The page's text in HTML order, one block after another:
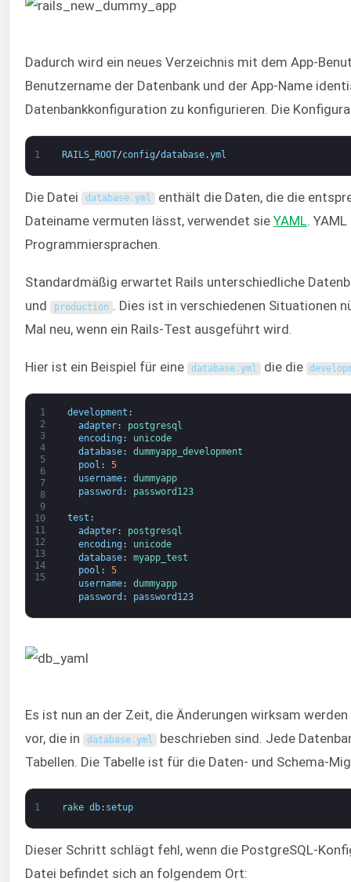
Dadurch wird ein neues Verzeichnis mit dem App-
Benutzername der Datenbank und der App-Name
Datenbankkonfiguration zu konfigurieren. Die
1 RAILS_ROOT/config/database.yml
Die Datei database.yml enthält die Daten, die die
Dateiname vermuten lässt, verwendet sie YAML .
Programmiersprachen.
Standardmäßig erwartet Rails unterschiedliche
und
production . Dies ist in verschiedenen Situationen
Mal neu, wenn ein Rails-Test ausgeführt wird.
Hier ist ein Beispiel für eine database.yml die die
1
2
3
4
5
6
7
8
9
10
11
12
13
14
15
development :
adapter:
postgresql
encoding :
unicode
database:
dummyapp_development
pool :
5
username:
dummyapp
password : password123
test :
adapter:
postgresql
encoding :
unicode
database:
myapp_test
pool :
5
username:
dummyapp
password : password123
Es ist nun an der Zeit, die Änderungen wirksam
vor, die in
database.yml beschrieben sind. Jede
Tabellen. Die Tabelle ist für die Daten- und Schema-
1 rake db: setup
Dieser Schritt schlägt fehl, wenn die PostgreSQL-
Datei befindet sich an folgendem Ort: